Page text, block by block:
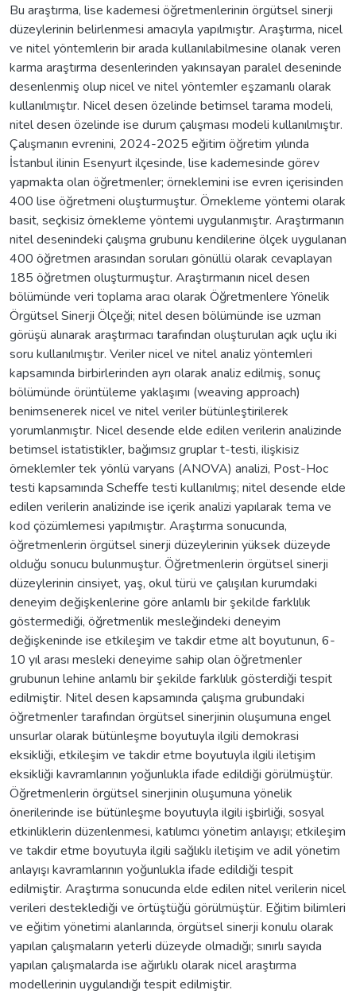
Bu araştırma, lise kademesi öğretmenlerinin örgütsel sinerji
düzeylerinin belirlenmesi amacıyla yapılmıştır. Araştırma, nicel
ve nitel yöntemlerin bir arada kullanılabilmesine olanak veren
karma araştırma desenlerinden yakınsayan paralel deseninde
desenlenmiş olup nicel ve nitel yöntemler eşzamanlı olarak
kullanılmıştır. Nicel desen özelinde betimsel tarama modeli,
nitel desen özelinde ise durum çalışması modeli kullanılmıştır.
Çalışmanın evrenini, 2024-2025 eğitim öğretim yılında
İstanbul ilinin Esenyurt ilçesinde, lise kademesinde görev
yapmakta olan öğretmenler; örneklemini ise evren içerisinden
400 lise öğretmeni oluşturmuştur. Örnekleme yöntemi olarak
basit, seçkisiz örnekleme yöntemi uygulanmıştır. Araştırmanın
nitel desenindeki çalışma grubunu kendilerine ölçek uygulanan
400 öğretmen arasından soruları gönüllü olarak cevaplayan
185 öğretmen oluşturmuştur. Araştırmanın nicel desen
bölümünde veri toplama aracı olarak Öğretmenlere Yönelik
Örgütsel Sinerji Ölçeği; nitel desen bölümünde ise uzman
görüşü alınarak araştırmacı tarafından oluşturulan açık uçlu iki
soru kullanılmıştır. Veriler nicel ve nitel analiz yöntemleri
kapsamında birbirlerinden ayrı olarak analiz edilmiş, sonuç
bölümünde örüntüleme yaklaşımı (weaving approach)
benimsenerek nicel ve nitel veriler bütünleştirilerek
yorumlanmıştır. Nicel desende elde edilen verilerin analizinde
betimsel istatistikler, bağımsız gruplar t-testi, ilişkisiz
örneklemler tek yönlü varyans (ANOVA) analizi, Post-Hoc
testi kapsamında Scheffe testi kullanılmış; nitel desende elde
edilen verilerin analizinde ise içerik analizi yapılarak tema ve
kod çözümlemesi yapılmıştır. Araştırma sonucunda,
öğretmenlerin örgütsel sinerji düzeylerinin yüksek düzeyde
olduğu sonucu bulunmuştur. Öğretmenlerin örgütsel sinerji
düzeylerinin cinsiyet, yaş, okul türü ve çalışılan kurumdaki
deneyim değişkenlerine göre anlamlı bir şekilde farklılık
göstermediği, öğretmenlik mesleğindeki deneyim
değişkeninde ise etkileşim ve takdir etme alt boyutunun, 6-
10 yıl arası mesleki deneyime sahip olan öğretmenler
grubunun lehine anlamlı bir şekilde farklılık gösterdiği tespit
edilmiştir. Nitel desen kapsamında çalışma grubundaki
öğretmenler tarafından örgütsel sinerjinin oluşumuna engel
unsurlar olarak bütünleşme boyutuyla ilgili demokrasi
eksikliği, etkileşim ve takdir etme boyutuyla ilgili iletişim
eksikliği kavramlarının yoğunlukla ifade edildiği görülmüştür.
Öğretmenlerin örgütsel sinerjinin oluşumuna yönelik
önerilerinde ise bütünleşme boyutuyla ilgili işbirliği, sosyal
etkinliklerin düzenlenmesi, katılımcı yönetim anlayışı; etkileşim
ve takdir etme boyutuyla ilgili sağlıklı iletişim ve adil yönetim
anlayışı kavramlarının yoğunlukla ifade edildiği tespit
edilmiştir. Araştırma sonucunda elde edilen nitel verilerin nicel
verileri desteklediği ve örtüştüğü görülmüştür. Eğitim bilimleri
ve eğitim yönetimi alanlarında, örgütsel sinerji konulu olarak
yapılan çalışmaların yeterli düzeyde olmadığı; sınırlı sayıda
yapılan çalışmalarda ise ağırlıklı olarak nicel araştırma
modellerinin uygulandığı tespit edilmiştir.